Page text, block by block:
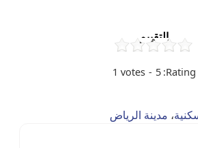
التقييم
Rating:
5
-
1votes
، مدينة الرياض